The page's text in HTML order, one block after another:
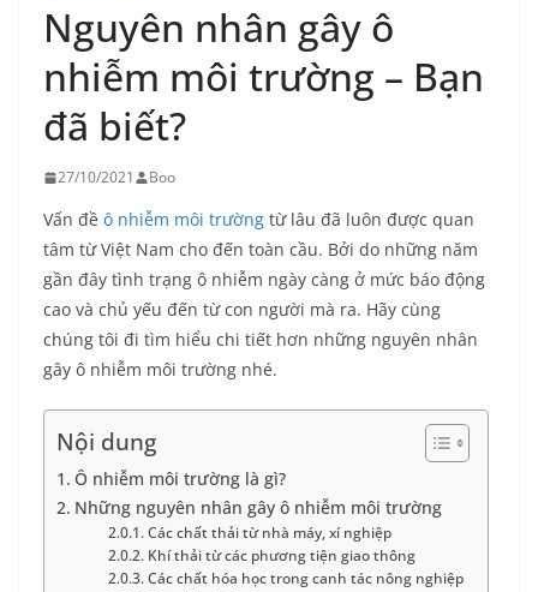
Nguyên nhân gây ô
nhiễm môi trường – Bạn
đã biết?
27/10/2021 Boo
Vấn đề ô nhiễm môi trường từ lâu đã luôn được quan
tâm từ Việt Nam cho đến toàn cầu. Bởi do những năm
gần đây tình trạng ô nhiễm ngày càng ở mức báo động
cao và chủ yếu đến từ con người mà ra. Hãy cùng
chúng tôi đi tìm hiểu chi tiết hơn những nguyên nhân
gây ô nhiễm môi trường nhé.
Nội dung
Ô nhiễm môi trường là gì?
Những nguyên nhân gây ô nhiễm môi trường
Các chất thải từ nhà máy, xí nghiệp
Khí thải từ các phương tiện giao thông
Các chất hóa học trong canh tác nông nghiệp